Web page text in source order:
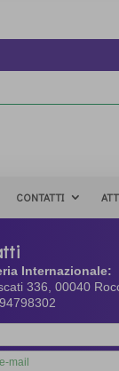
CONTATTI
Internazionale:
336, 00040